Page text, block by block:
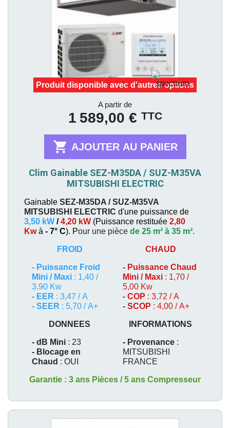
Produit disponible avec d'autres options
A partir de
1 589,00 € TTC
 AJOUTER AU PANIER
Clim Gainable SEZ-M35DA / SUZ-M35VA
MITSUBISHI ELECTRIC
Gainable SEZ-M35DA / SUZ-M35VA
MITSUBISHI ELECTRIC d'une puissance de
3,50 kW /4,20 kW (Puissance restituée 2,80
Kwà - 7° C). Pour une pièce de 25 m² à 35 m².
FROID
- Puissance Froid
Mini / Maxi : 1,40 /
3,90 Kw
- EER : 3,47 / A
- SEER : 5,70 / A+
CHAUD
- Puissance Chaud
Mini / Maxi : 1,70 /
5,00 Kw
- COP : 3,72 / A
- SCOP : 4,00 / A+
DONNEES
- dB Mini : 23
- Blocage en
Chaud : OUI
INFORMATIONS
- Provenance :
MITSUBISHI
FRANCE
Garantie : 3 ans Pièces / 5 ans Compresseur